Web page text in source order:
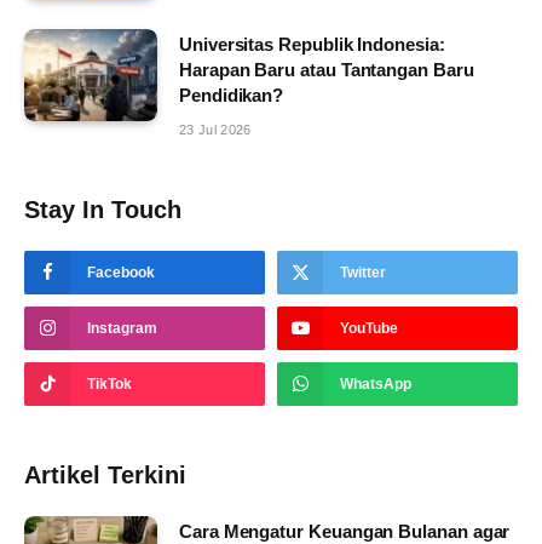
Universitas Republik Indonesia:
Harapan Baru atau Tantangan Baru
Pendidikan?
23 Jul 2026
Stay In Touch
Facebook Twitter
Instagram YouTube
TikTok WhatsApp
Artikel Terkini
Cara Mengatur Keuangan Bulanan agar